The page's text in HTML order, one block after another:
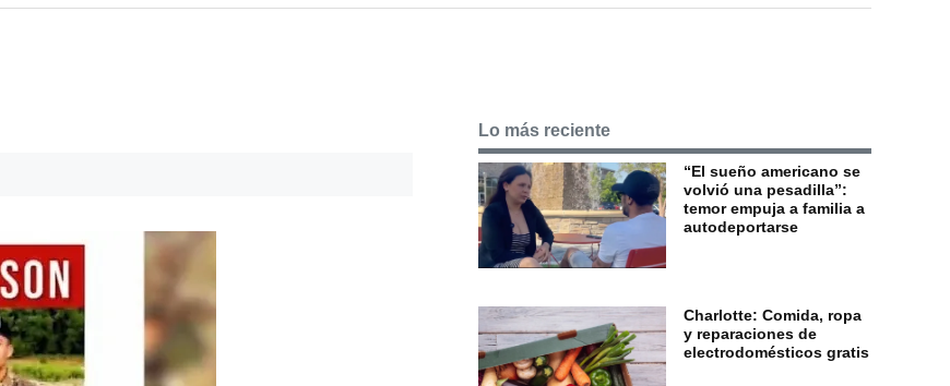
Lo más reciente
“El sueño americano se
volvió una pesadilla”:
temor empuja a familia a
autodeportarse
Charlotte: Comida, ropa
y reparaciones de
electrodomésticos gratis